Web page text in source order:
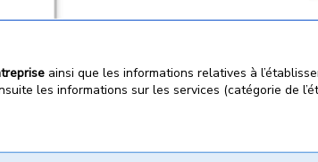
ainsi que les informations relatives à
les informations sur les services (catégorie de